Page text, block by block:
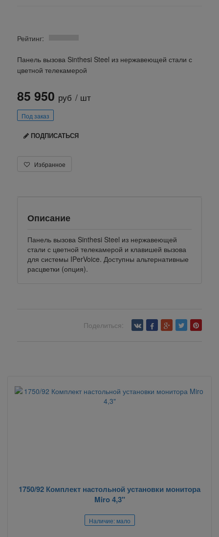
Рейтинг:
Панель вызова Sinthesi Steel из нержавеющей стали с
цветной телекамерой
85 950 руб / шт
Под заказ
ПОДПИСАТЬСЯ
Избранное
Описание
Панель вызова Sinthesi Steel из нержавеющей
стали с цветной телекамерой и клавишей вызова
для системы IPerVoice. Доступны альтернативные
расцветки (опция).
Поделиться:
1750/92 Комплект настольной установки монитора
Miro 4,3"
Наличие: мало